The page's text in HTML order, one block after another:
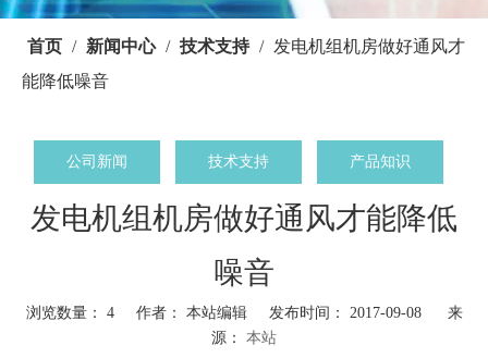
首页 / 新闻中心 / 技术支持 / 发电机组机房做好通风才
能降低噪音
公司新闻 技术支持 产品知识
发电机组机房做好通风才能降低
噪音
浏览数量： 4作者： 本站编辑 发布时间： 2017-09-08 来
源： 本站